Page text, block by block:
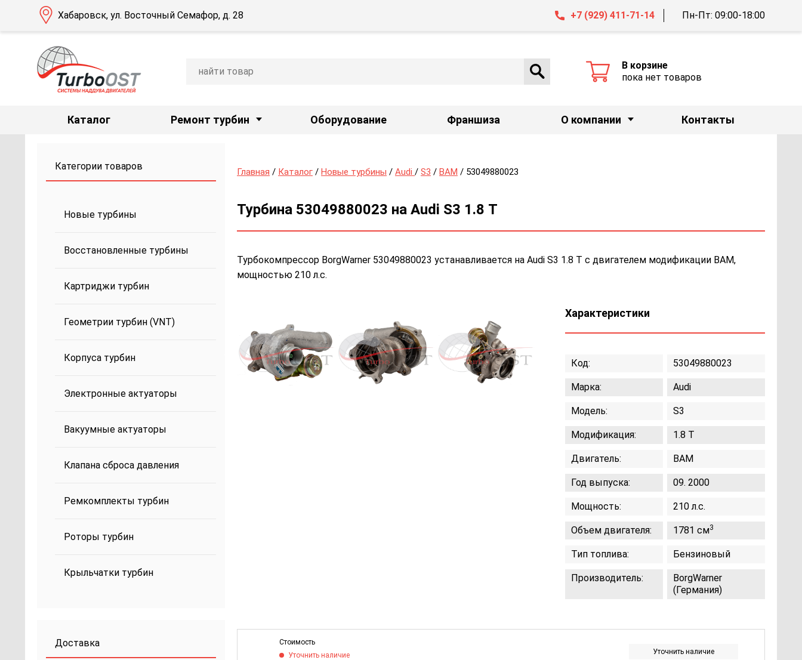
Каталог Ремонт турбин Оборудование Франшиза О компании Контакты
Хабаровск, ул. Восточный Семафор, д. 28 +7 (929) 411-71-14 Пн-Пт: 09:00-18:00
В корзине
пока нет товаров
Категории товаров
Новые турбины
Восстановленные турбины
Картриджи турбин
Геометрии турбин (VNT)
Корпуса турбин
Электронные актуаторы
Вакуумные актуаторы
Клапана сброса давления
Ремкомплекты турбин
Роторы турбин
Крыльчатки турбин
Доставка
Главная / Каталог / Новые турбины / Audi / S3 / BAM / 53049880023
Турбина 53049880023 на Audi S3 1.8 Т
Турбокомпрессор BorgWarner 53049880023 устанавливается на Audi S3 1.8 Т с двигателем модификации BAM,
мощностью 210 л.с.
Характеристики
Код: 53049880023
Марка: Audi
Модель: S3
Модификация: 1.8 Т
Двигатель: BAM
Год выпуска: 09. 2000
Мощность: 210 л.с.
Объем двигателя: 1781 см3
Тип топлива: Бензиновый
Производитель:
BorgWarner
(Германия)
Стоимость
Уточнить наличие
Уточнить наличие